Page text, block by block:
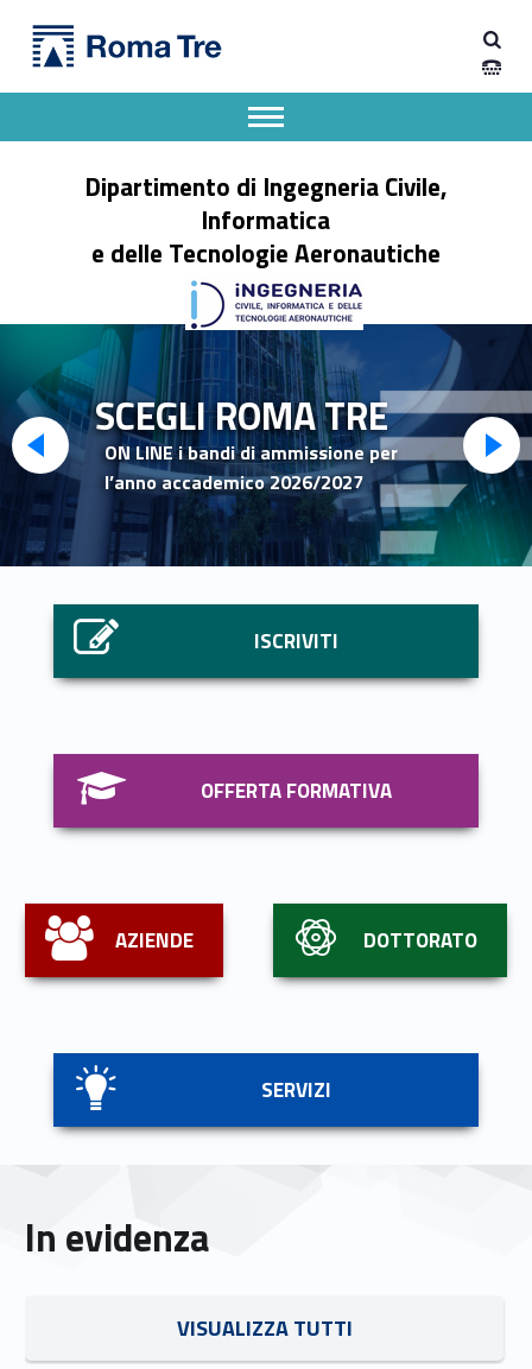
Dipartimento di Ingegneria Civile,
Informatica
e delle Tecnologie Aeronautiche
Apri il menu secondario
Header info sidebar
SCEGLI ROMA TRE
ON LINE i bandi di ammissione per
l’anno accademico 2026/2027
Link identifier #identifier__22881-1
ISCRIVITI
Link identifier #identifier__192389-2
OFFERTA FORMATIVA
Link identifier #identifier__33515-3
AZIENDE
Link identifier #identifier__264-4
DOTTORATO
Link identifier #identifier__159164-5
SERVIZI
In evidenza
VISUALIZZA TUTTI